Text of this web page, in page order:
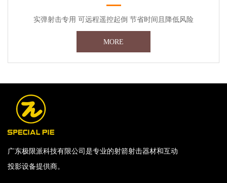
实弹射击专用 可远程遥控起倒 节省时间且降低风险
MORE
广东极限派科技有限公司是专业的射箭射击器材和互动
投影设备提供商。